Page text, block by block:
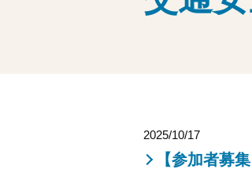
【参加者募
2025/10/17